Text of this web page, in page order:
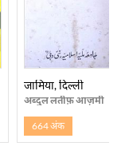
जामिया, दिल्ली
अब्दुल लतीफ़ आज़मी
664 अंक